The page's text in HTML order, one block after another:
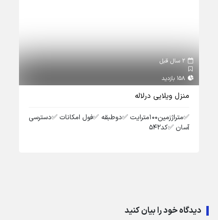
منزل ویلایی درلاله
✅️متراژزمین۱۰۰مترایت ✅️دوطبقه ✅️فول امکانات ✅️دسترسی
آسان ✅️کد۵۴۲
دیدگاه خود را بیان کنید